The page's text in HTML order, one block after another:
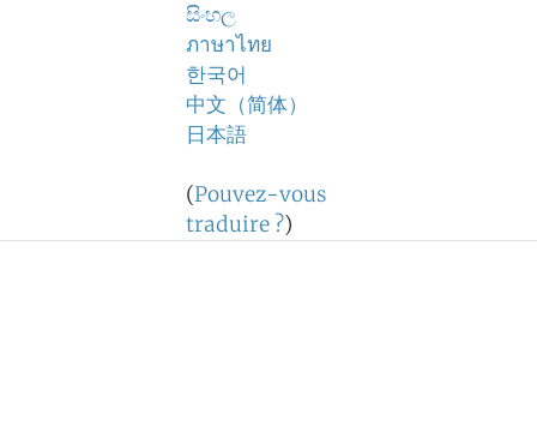
සිංහල
ภาษาไทย
한국어
中文（简体）
日本語
(Pouvez-vous
traduire ?)